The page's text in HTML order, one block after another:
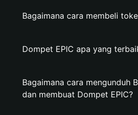
Bagaimana cara membeli
Dompet EPIC apa yang
Bagaimana cara mengunduh
dan membuat Dompet EPIC?